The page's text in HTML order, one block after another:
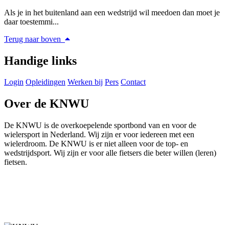
Als je in het buitenland aan een wedstrijd wil meedoen dan moet je
daar toestemmi...
Terug naar boven
Handige links
Login Opleidingen Werken bij Pers Contact
Over de KNWU
De KNWU is de overkoepelende sportbond van en voor de
wielersport in Nederland. Wij zijn er voor iedereen met een
wielerdroom. De KNWU is er niet alleen voor de top- en
wedstrijdsport. Wij zijn er voor alle fietsers die beter willen (leren)
fietsen.